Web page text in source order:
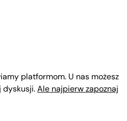
platformom. U nas możesz
dyskusji.Ale najpierw zapoznaj